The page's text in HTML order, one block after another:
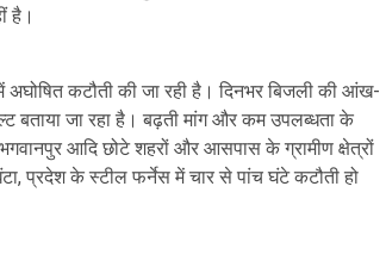
है।
अघोषित कटौती की जा रही है। दिनभर बिजली की आंख-
बताया जा रहा है। बढ़ती मांग और कम उपलब्धता के
आदि छोटे शहरों और आसपास के ग्रामीण क्षेत्रों
प्रदेश के स्टील फर्नेस में चार से पांच घंटे कटौती हो